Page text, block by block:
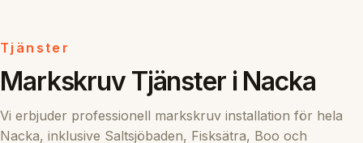
Tjänster
Markskruv Tjänster i Nacka
Vi erbjuder professionell markskruv installation för hela
Nacka, inklusive Saltsjöbaden, Fisksätra, Boo och